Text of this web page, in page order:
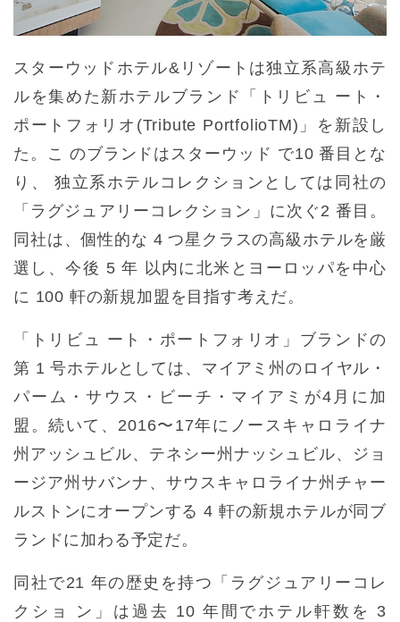
スターウッドホテル&リゾートは独立系高級ホテ
ルを集めた新ホテルブランド「トリビュ ート・
ポートフォリオ(Tribute PortfolioTM)」を新設し
た。こ のブランドはスターウッド で10 番目とな
り、 独立系ホテルコレクションとしては同社の
「ラグジュアリーコレクション」に次ぐ2 番目。
同社は、個性的な 4 つ星クラスの高級ホテルを厳
選し、今後 5 年 以内に北米とヨーロッパを中心
に 100 軒の新規加盟を目指す考えだ。
「トリビュ ート・ポートフォリオ」ブランドの
第 1 号ホテルとしては、マイアミ州のロイヤル・
パーム・サウス・ビーチ・マイアミが4月に加
盟。続いて、2016〜17年にノースキャロライナ
州アッシュビル、テネシー州ナッシュビル、ジョ
ージア州サバンナ、サウスキャロライナ州チャー
ルストンにオープンする 4 軒の新規ホテルが同ブ
ランドに加わる予定だ。
同社で21 年の歴史を持つ「ラグジュアリーコレ
クショ ン」は過去 10 年間でホテル軒数を 3